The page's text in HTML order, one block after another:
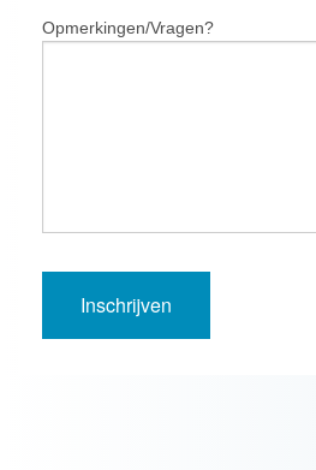
Opmerkingen/Vragen?